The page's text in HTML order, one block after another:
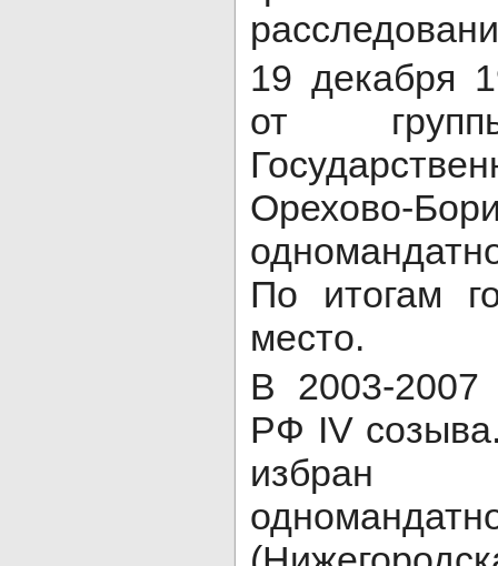
19 декабря
от
Орехово-
По итогам
место.
В 2003-2007
РФ IV
избран